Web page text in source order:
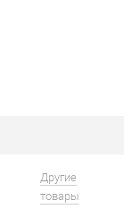
Другие
товары